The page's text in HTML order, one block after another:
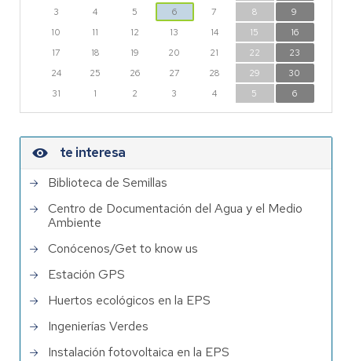
3
4 5 6 7 8
9
10
11 12 13 14 15
16
17
18 19 20 21 22
23
24
25 26 27 28 29
30
31
1 2 3 4 5 6
te interesa
Biblioteca de Semillas
Centro de Documentación del Agua y el Medio
Ambiente
Conócenos/Get to know us
Estación GPS
Huertos ecológicos en la EPS
Ingenierías Verdes
Instalación fotovoltaica en la EPS